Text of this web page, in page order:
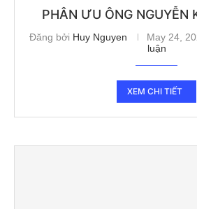
PHÂN ƯU ÔNG NGUYỄN
Đăng bởi Huy Nguyen May 24,
luận
XEM CHI TIẾT